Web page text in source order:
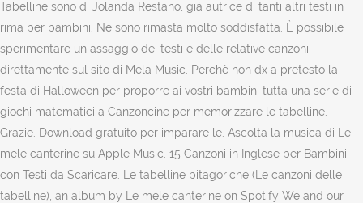
Tabelline sono di Jolanda Restano, già autrice di tanti altri testi in
rima per bambini. Ne sono rimasta molto soddisfatta. È possibile
sperimentare un assaggio dei testi e delle relative canzoni
direttamente sul sito di Mela Music. Perchè non dx a pretesto la
festa di Halloween per proporre ai vostri bambini tutta una serie di
giochi matematici a Canzoncine per memorizzare le tabelline.
Grazie. Download gratuito per imparare le. Ascolta la musica di Le
mele canterine su Apple Music. 15 Canzoni in Inglese per Bambini
con Testi da Scaricare. Le tabelline pitagoriche (Le canzoni delle
tabelline), an album by Le mele canterine on Spotify We and our